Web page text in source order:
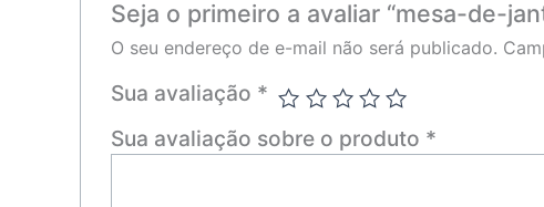
Seja o primeiro a avaliar “mesa-de-
O seu endereço de e-mail não será publicado.
Sua avaliação *
Sua avaliação sobre o produto *